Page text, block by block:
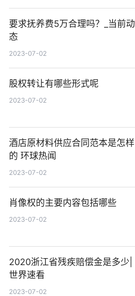
要求抚养费5万合理吗？_当前动
态
2023-07-02
股权转让有哪些形式呢
2023-07-02
酒店原材料供应合同范本是怎样
的 环球热闻
2023-07-02
肖像权的主要内容包括哪些
2023-07-02
2020浙江省残疾赔偿金是多少|
世界速看
2023-07-02